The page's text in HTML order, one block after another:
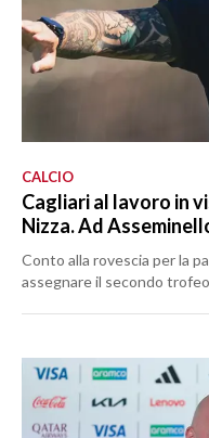
CALCIO
Cagliari al lavoro in
Nizza. Ad
Conto alla rovescia per la
assegnare il secondo trofeo